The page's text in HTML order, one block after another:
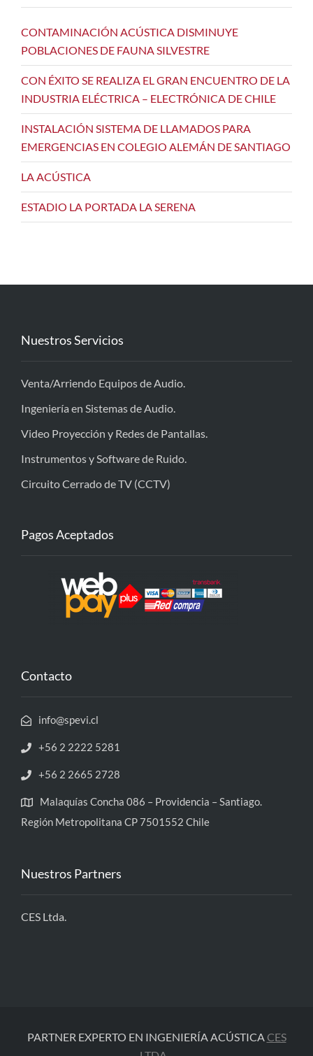
CONTAMINACIÓN ACÚSTICA DISMINUYE
POBLACIONES DE FAUNA SILVESTRE
CON ÉXITO SE REALIZA EL GRAN ENCUENTRO DE LA
INDUSTRIA ELÉCTRICA – ELECTRÓNICA DE CHILE
INSTALACIÓN SISTEMA DE LLAMADOS PARA
EMERGENCIAS EN COLEGIO ALEMÁN DE SANTIAGO
LA ACÚSTICA
ESTADIO LA PORTADA LA SERENA
Nuestros Servicios
Venta/Arriendo Equipos de Audio.
Ingeniería en Sistemas de Audio.
Video Proyección y Redes de Pantallas.
Instrumentos y Software de Ruido.
Circuito Cerrado de TV (CCTV)
Pagos Aceptados
Contacto
info@spevi.cl
+56 2 2222 5281
+56 2 2665 2728
Malaquías Concha 086 – Providencia – Santiago.
Región Metropolitana CP 7501552 Chile
Nuestros Partners
CES Ltda.
PARTNER EXPERTO EN INGENIERÍA ACÚSTICA CES